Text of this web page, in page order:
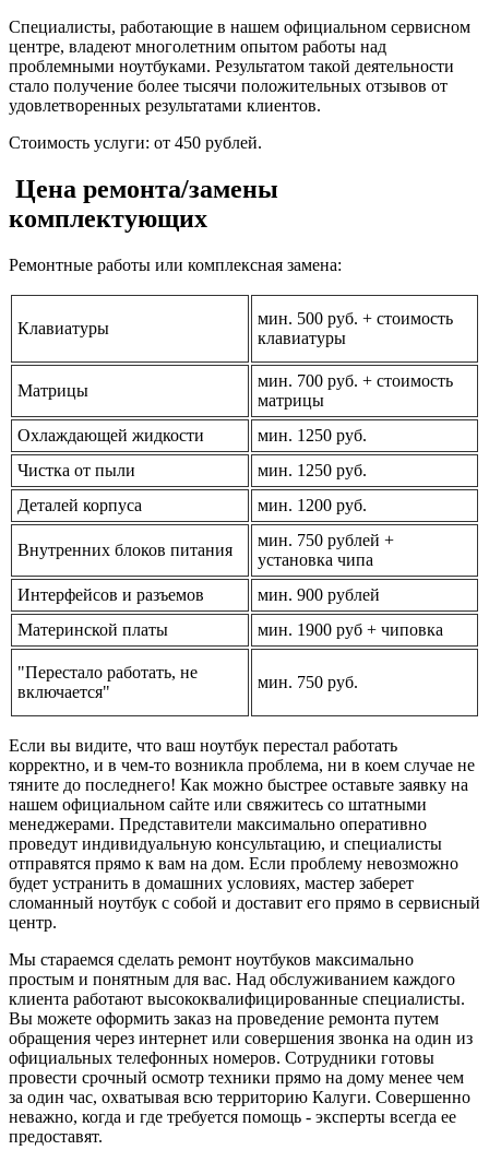
Специалисты, работающие в нашем официальном сервисном
центре, владеют многолетним опытом работы над
проблемными ноутбуками. Результатом такой деятельности
стало получение более тысячи положительных отзывов от
удовлетворенных результатами клиентов.
Стоимость услуги: от 450 рублей.
Цена ремонта/замены
комплектующих
Ремонтные работы или комплексная замена:
Клавиатуры
мин. 500 руб. + стоимость
клавиатуры
Матрицы
мин. 700 руб. + стоимость
матрицы
Охлаждающей жидкости
мин. 1250 руб.
Чистка от пыли
мин. 1250 руб.
Деталей корпуса
мин. 1200 руб.
Внутренних блоков питания
мин. 750 рублей +
установка чипа
Интерфейсов и разъемов
мин. 900 рублей
Материнской платы
мин. 1900 руб + чиповка
"Перестало работать, не
включается"
мин. 750 руб.
Если вы видите, что ваш ноутбук перестал работать
корректно, и в чем-то возникла проблема, ни в коем случае не
тяните до последнего! Как можно быстрее оставьте заявку на
нашем официальном сайте или свяжитесь со штатными
менеджерами. Представители максимально оперативно
проведут индивидуальную консультацию, и специалисты
отправятся прямо к вам на дом. Если проблему невозможно
будет устранить в домашних условиях, мастер заберет
сломанный ноутбук с собой и доставит его прямо в сервисный
центр.
Мы стараемся сделать ремонт ноутбуков максимально
простым и понятным для вас. Над обслуживанием каждого
клиента работают высококвалифицированные специалисты.
Вы можете оформить заказ на проведение ремонта путем
обращения через интернет или совершения звонка на один из
официальных телефонных номеров. Сотрудники готовы
провести срочный осмотр техники прямо на дому менее чем
за один час, охватывая всю территорию Калуги. Совершенно
неважно, когда и где требуется помощь - эксперты всегда ее
предоставят.